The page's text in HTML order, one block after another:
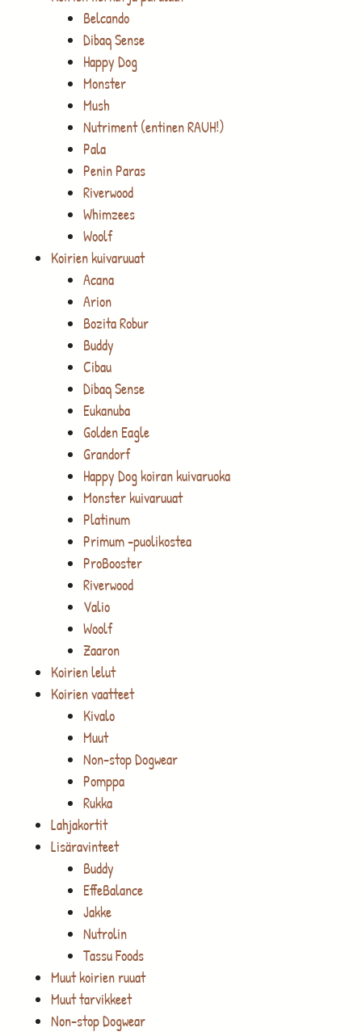
Belcando
Dibaq Sense
Happy Dog
Monster
Mush
Nutriment (entinen RAUH!)
Pala
Penin Paras
Riverwood
Whimzees
Woolf
Koirien kuivaruuat
Acana
Arion
Bozita Robur
Buddy
Cibau
Dibaq Sense
Eukanuba
Golden Eagle
Grandorf
Happy Dog koiran kuivaruoka
Monster kuivaruuat
Platinum
Primum -puolikostea
ProBooster
Riverwood
Valio
Woolf
Zaaron
Koirien lelut
Koirien vaatteet
Kivalo
Muut
Non-stop Dogwear
Pomppa
Rukka
Lahjakortit
Lisäravinteet
Buddy
EffeBalance
Jakke
Nutrolin
Tassu Foods
Muut koirien ruuat
Muut tarvikkeet
Non-stop Dogwear